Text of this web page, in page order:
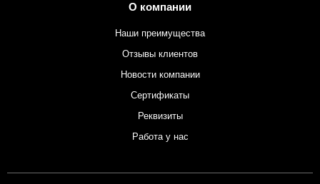
О компании
Наши преимущества
Отзывы клиентов
Новости компании
Сертификаты
Реквизиты
Работа у нас